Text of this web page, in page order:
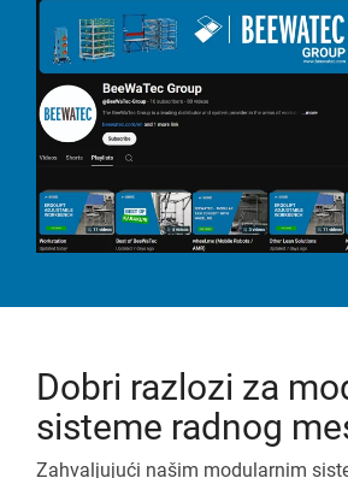
Dobri razlozi za
sisteme radnog
Zahvaljujući našim modularnim